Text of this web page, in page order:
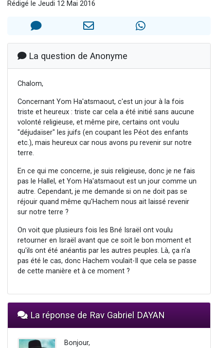
Il reste 49 places pour étudier en groupe sur Zoom
Eva vient de donner son Maasser
Rédigé le Jeudi 12 Mai 2016
La question de Anonyme
Chalom,
Concernant Yom Ha'atsmaout, c'est un jour à la fois
triste et heureux : triste car cela a été initié sans aucune
volonté religieuse, et même pire, certains ont voulu
"déjudaïser" les juifs (en coupant les Péot des enfants
etc.), mais heureux car nous avons pu revenir sur notre
terre.
En ce qui me concerne, je suis religieuse, donc je ne fais
pas le Hallel, et Yom Ha'atsmaout est un jour comme un
autre. Cependant, je me demande si on ne doit pas se
réjouir quand même qu'Hachem nous ait laissé revenir
sur notre terre ?
On voit que plusieurs fois les Bné Israël ont voulu
retourner en Israël avant que ce soit le bon moment et
qu'ils ont été anéantis par les autres peuples. Là, ça n'a
pas été le cas, donc Hachem voulait-Il que cela se passe
de cette manière et à ce moment ?
La réponse de Rav Gabriel DAYAN
Bonjour,